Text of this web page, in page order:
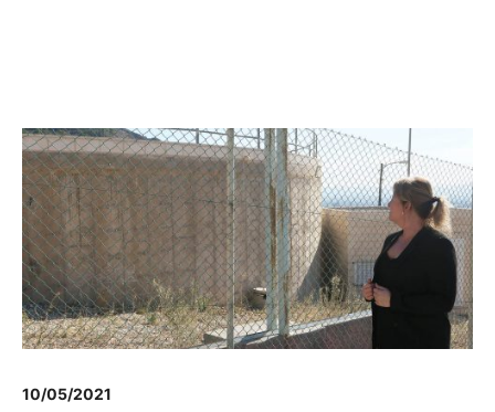
10/05/2021